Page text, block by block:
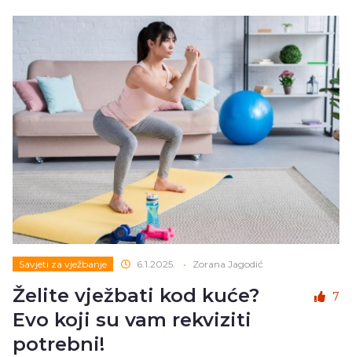
Savjeti za vježbanje 6.1.2025. • Zorana Jagodić
Želite vježbati kod kuće?
Evo koji su vam rekviziti
potrebni!
7